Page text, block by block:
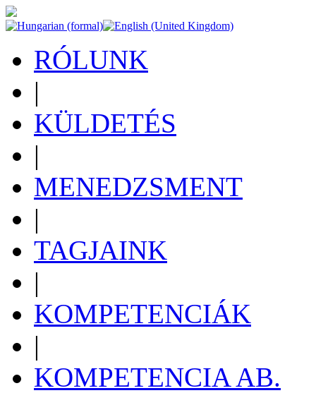
RÓLUNK
|
KÜLDETÉS
|
MENEDZSMENT
|
TAGJAINK
|
KOMPETENCIÁK
|
KOMPETENCIA AB.